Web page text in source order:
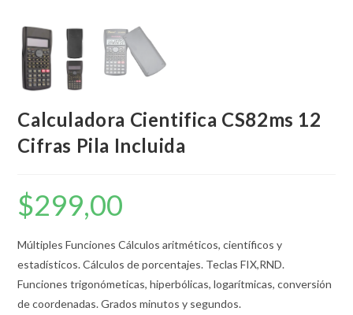
Calculadora Cientifica CS82ms 12
Cifras Pila Incluida
$299,00
Múltiples Funciones Cálculos aritméticos, científicos y
estadísticos. Cálculos de porcentajes. Teclas FIX,RND.
Funciones trigonómeticas, hiperbólicas, logarítmicas, conversión
de coordenadas. Grados minutos y segundos.